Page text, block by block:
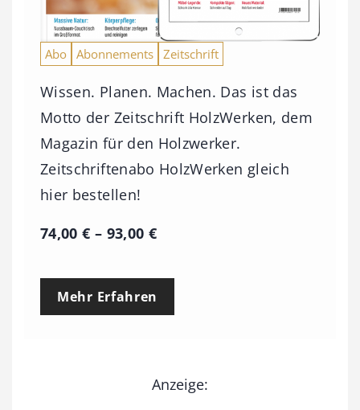
Abo Abonnements Zeitschrift
Wissen. Planen. Machen. Das ist das
Motto der Zeitschrift HolzWerken, dem
Magazin für den Holzwerker.
Zeitschriftenabo HolzWerken gleich
hier bestellen!
74,00€ – 93,00 €P
e
p
Mehr Erfahren
Anzeige: